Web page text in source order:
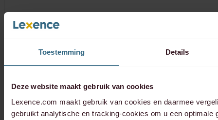
Toestemming Details
Deze website maakt gebruik van cookies
Lexence.com maakt gebruik van cookies en daarmee
gebruikt analytische en tracking-cookies om u een optimale